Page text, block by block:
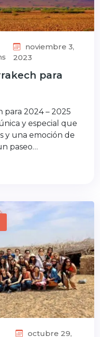
noviembre 3,
2023
para
para 2024 – 2025
y especial que
y una emoción de
paseo…
octubre 29,